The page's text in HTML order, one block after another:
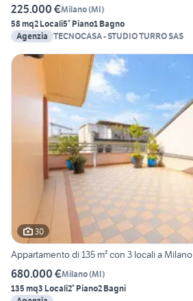
225.000 €Milano(MI)
58 mq2 Locali5° Piano1 Bagno
Agenzia TECNOCASA - STUDIO TURRO SAS
30
Appartamento di 135 m² con 3 locali a Milano
680.000 €Milano(MI)
135 mq3 Locali2° Piano2 Bagni